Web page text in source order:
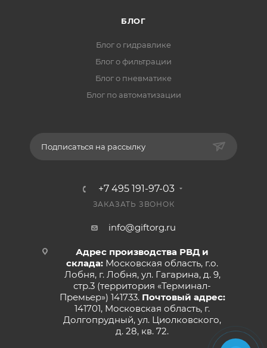
БЛОГ
Блог о гидравлике
Блог о фильтрации
Блог о пневматике
Блог по автоматизации
Подписаться на рассылку
+7 495 191-97-03
ЗАКАЗАТЬ ЗВОНОК
info@giftorg.ru
Адрес производства РВД и
склада: Московская область, г.о.
Лобня, г. Лобня, ул. Гагарина, д. 9,
стр.3 (территория «Терминал-
Премьер») 141733. Почтовый адрес:
141701, Московская область, г.
Долгопрудный, ул. Циолковского,
д. 28, кв. 72.